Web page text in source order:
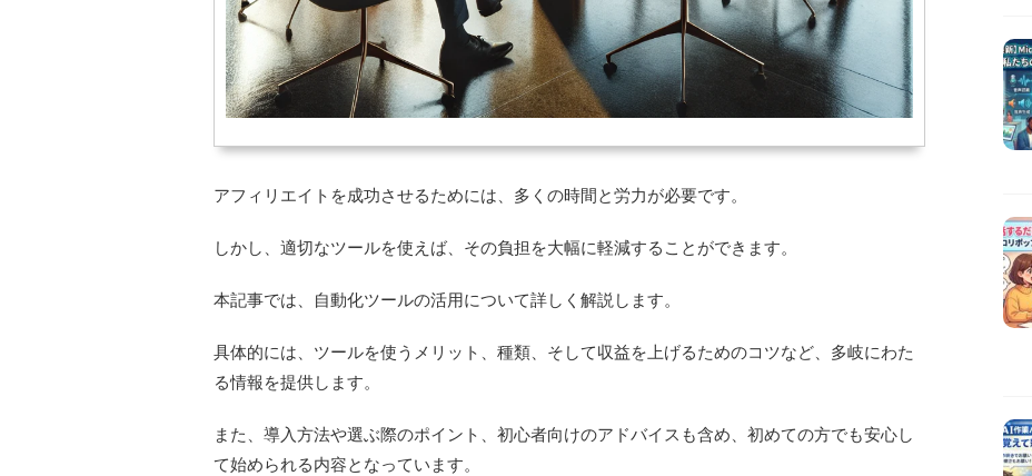
アフィリエイトを成功させるためには、多くの時間と労力が必要です。
しかし、適切なツールを使えば、その負担を大幅に軽減することができます。
本記事では、自動化ツールの活用について詳しく解説します。
具体的には、ツールを使うメリット、種類、そして収益を上げるためのコツなど、多岐にわた
る情報を提供します。
また、導入方法や選ぶ際のポイント、初心者向けのアドバイスも含め、初めての方でも安心し
て始められる内容となっています。